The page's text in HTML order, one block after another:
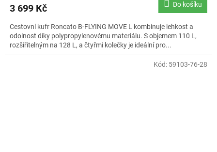
3 699 Kč Do košíku
Cestovní kufr Roncato B-FLYING MOVE L kombinuje lehkost a
odolnost díky polypropylenovému materiálu. S objemem 110 L,
rozšiřitelným na 128 L, a čtyřmi kolečky je ideální pro...
Kód: 59103-76-28